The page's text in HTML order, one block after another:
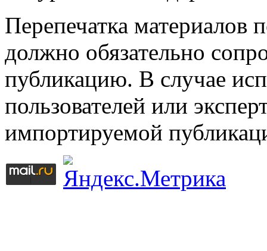
Перепечатка материалов
должно обязательно
публикацию. В случае
пользователей или
импортируемой